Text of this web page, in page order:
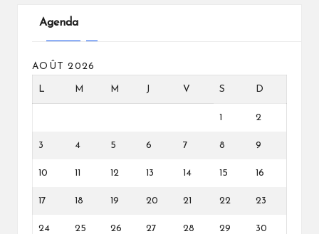
Agenda
AOÛT 2026
L M M J V S D
1 2
3 4 5 6 7 8 9
10 11 12 13 14 15 16
17 18 19 20 21 22 23
24 25 26 27 28 29 30